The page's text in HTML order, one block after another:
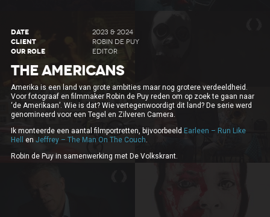
DATE 2023 & 2024
CLIENT ROBIN DE PUY
OUR ROLE EDITOR
THE AMERICANS
Amerika is een land van grote ambities maar nog grotere verdeeldheid.
Voor fotograaf en filmmaker Robin de Puy reden om op zoek te gaan naar
‘de Amerikaan’. Wie is dat? Wie vertegenwoordigt dit land? De serie werd
genomineerd voor een Tegel en Zilveren Camera.
Ik monteerde een aantal filmportretten, bijvoorbeeld Earleen – Run Like
Hell
en Jeffrey – The Man On The Couch.
Robin de Puy in samenwerking met De Volkskrant.